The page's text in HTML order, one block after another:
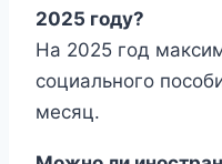
2025 году?
На 2025 год
социального
месяц.